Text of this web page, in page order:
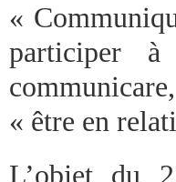
«
participer
« être en
L’objet du